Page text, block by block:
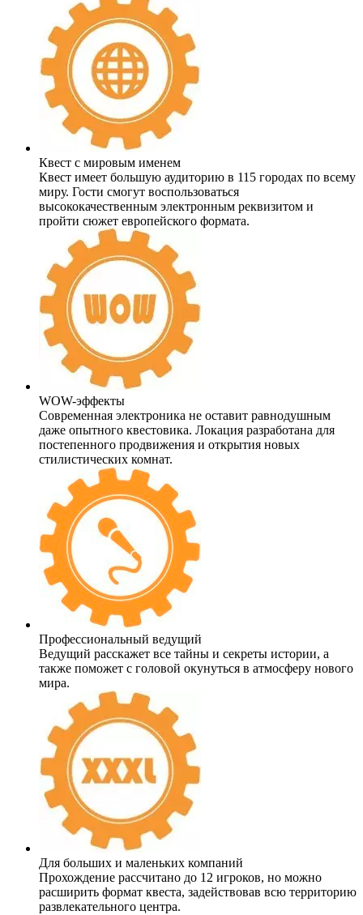
Квест с мировым именем
Квест имеет большую аудиторию в 115 городах по всему
миру. Гости смогут воспользоваться
высококачественным электронным реквизитом и
пройти сюжет европейского формата.
WOW-эффекты
Современная электроника не оставит равнодушным
даже опытного квестовика. Локация разработана для
постепенного продвижения и открытия новых
стилистических комнат.
Профессиональный ведущий
Ведущий расскажет все тайны и секреты истории, а
также поможет с головой окунуться в атмосферу нового
мира.
Для больших и маленьких компаний
Прохождение рассчитано до 12 игроков, но можно
расширить формат квеста, задействовав всю территорию
развлекательного центра.